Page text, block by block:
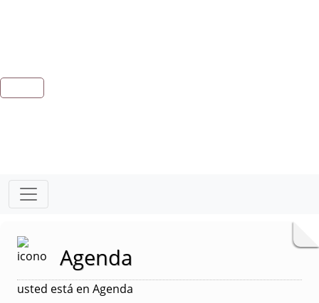
Agenda
usted está en Agenda